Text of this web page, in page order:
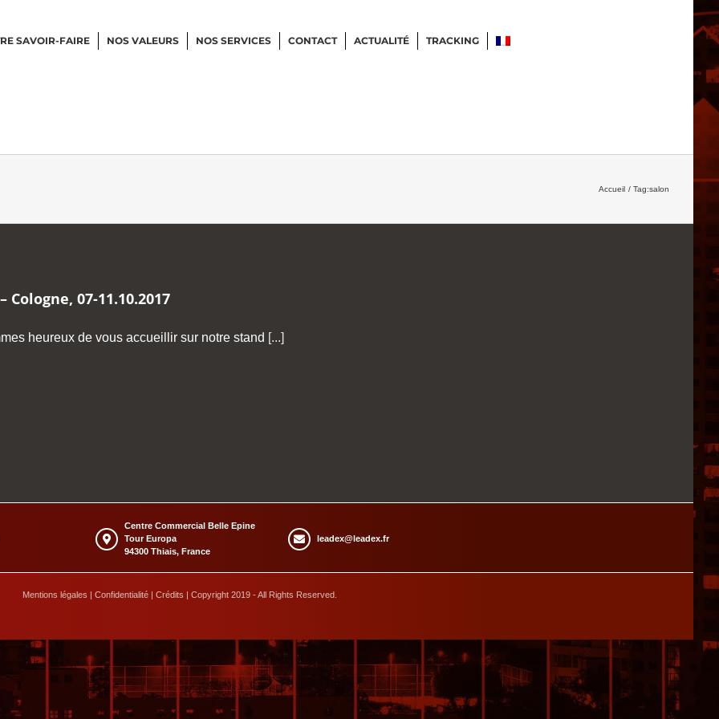
SAVOIR-FAIRE NOS VALEURS NOS SERVICES CONTACT ACTUALITÉ TRACKING
Accueil Tag:salon
Cologne, 07-11.10.2017
heureux de vous accueillir sur notre stand [...]
Centre Commercial Belle Epine
Tour Europa
94300 Thiais, France
leadex@leadex.fr
Mentions légales | Confidentialité | Crédits | Copyright 2019 - All Rights Reserved.